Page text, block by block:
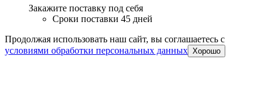
Закажите поставку под себя
Сроки поставки 45 дней
Продолжая использовать наш сайт, вы соглашаетесь c
условиями обработки персональных данных Хорошо